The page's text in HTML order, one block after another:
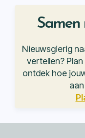
Samen
Nieuwsgierig
vertellen?
ontdek hoe